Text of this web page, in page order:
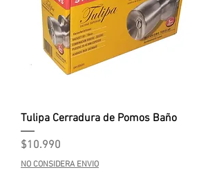
Tulipa Cerradura de Pomos Baño
Precio
$10.990
NO CONSIDERA ENVIO